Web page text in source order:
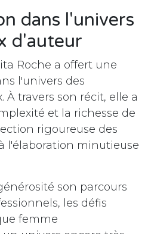
dans l'univers
d'auteur
Roche a offert une
l'univers des
À travers son récit, elle a
et la richesse de
rigoureuse des
l'élaboration minutieuse
son parcours
les défis
femme